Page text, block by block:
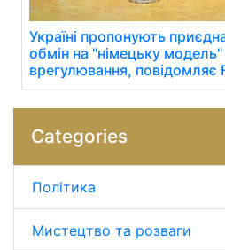
Україні пропонують
обмін на "німецьку
врегулювання, повідомляє
Categories
Політика
Мистецтво та розваги